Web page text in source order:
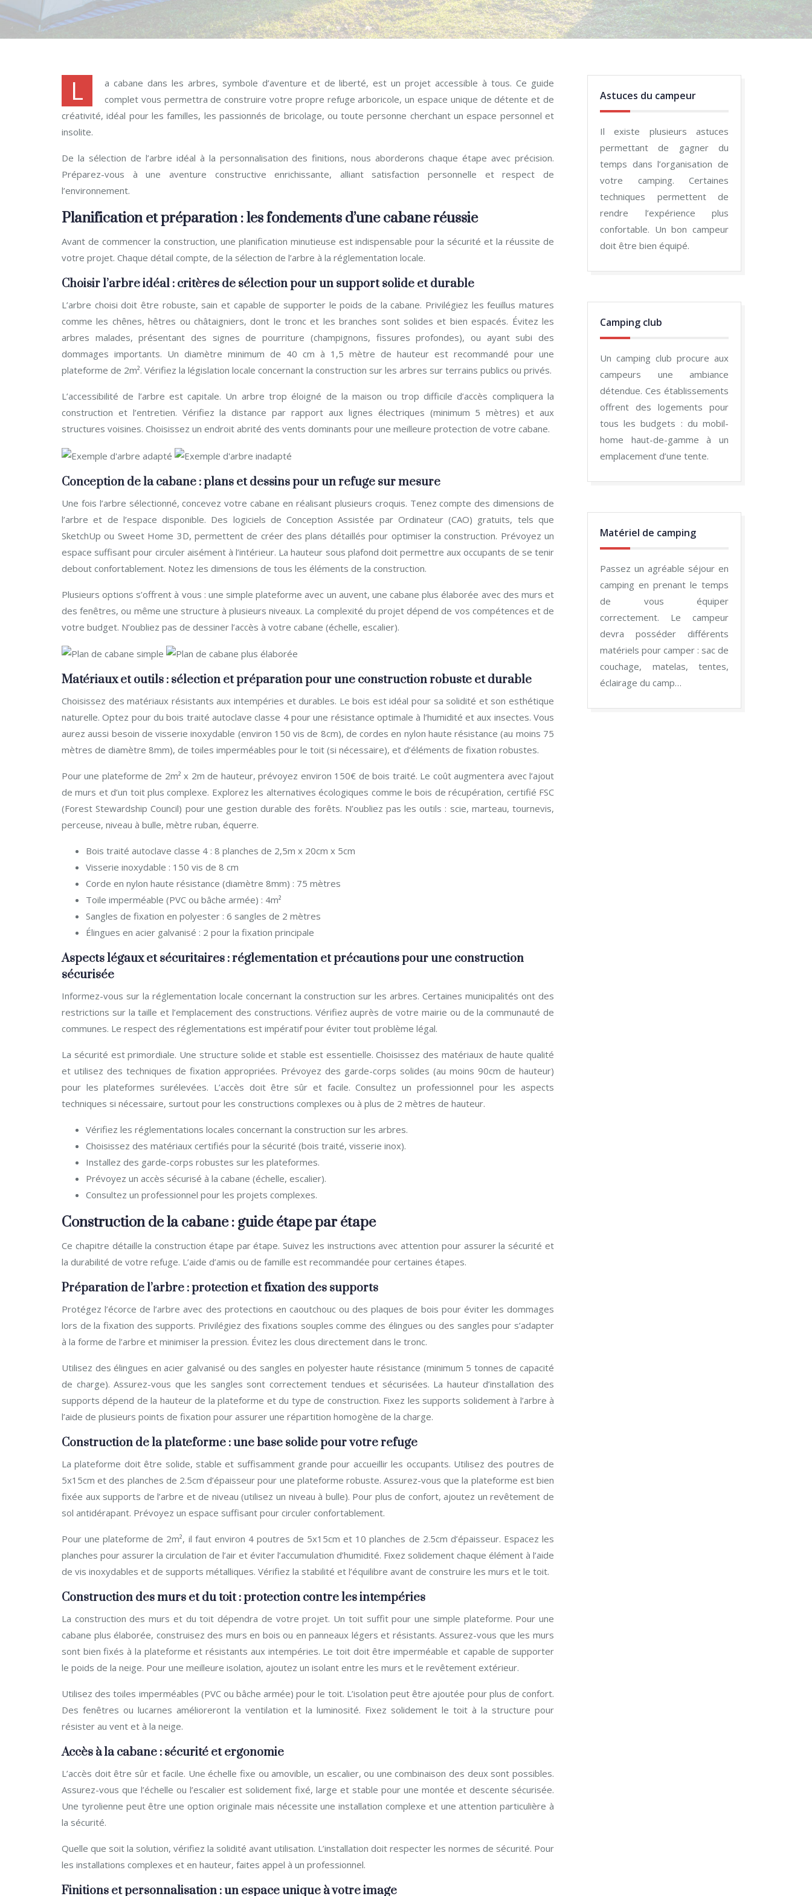
L
a cabane dans les arbres, symbole d’aventure et de liberté, est un projet accessible à tous. Ce guide
complet vous permettra de construire votre propre refuge arboricole, un espace unique de détente et de
créativité, idéal pour les familles, les passionnés de bricolage, ou toute personne cherchant un espace personnel et
insolite.
De la sélection de l’arbre idéal à la personnalisation des finitions, nous aborderons chaque étape avec précision.
Préparez-vous à une aventure constructive enrichissante, alliant satisfaction personnelle et respect de
l’environnement.
Planification et préparation : les fondements d’une cabane réussie
Avant de commencer la construction, une planification minutieuse est indispensable pour la sécurité et la réussite de
votre projet. Chaque détail compte, de la sélection de l’arbre à la réglementation locale.
Choisir l’arbre idéal : critères de sélection pour un support solide et durable
L’arbre choisi doit être robuste, sain et capable de supporter le poids de la cabane. Privilégiez les feuillus matures
comme les chênes, hêtres ou châtaigniers, dont le tronc et les branches sont solides et bien espacés. Évitez les
arbres malades, présentant des signes de pourriture (champignons, fissures profondes), ou ayant subi des
dommages importants. Un diamètre minimum de 40 cm à 1,5 mètre de hauteur est recommandé pour une
plateforme de 2m². Vérifiez la législation locale concernant la construction sur les arbres sur terrains publics ou privés.
L’accessibilité de l’arbre est capitale. Un arbre trop éloigné de la maison ou trop difficile d’accès compliquera la
construction et l’entretien. Vérifiez la distance par rapport aux lignes électriques (minimum 5 mètres) et aux
structures voisines. Choisissez un endroit abrité des vents dominants pour une meilleure protection de votre cabane.
Conception de la cabane : plans et dessins pour un refuge sur mesure
Une fois l’arbre sélectionné, concevez votre cabane en réalisant plusieurs croquis. Tenez compte des dimensions de
l’arbre et de l’espace disponible. Des logiciels de Conception Assistée par Ordinateur (CAO) gratuits, tels que
SketchUp ou Sweet Home 3D, permettent de créer des plans détaillés pour optimiser la construction. Prévoyez un
espace suffisant pour circuler aisément à l’intérieur. La hauteur sous plafond doit permettre aux occupants de se tenir
debout confortablement. Notez les dimensions de tous les éléments de la construction.
Plusieurs options s’offrent à vous : une simple plateforme avec un auvent, une cabane plus élaborée avec des murs et
des fenêtres, ou même une structure à plusieurs niveaux. La complexité du projet dépend de vos compétences et de
votre budget. N’oubliez pas de dessiner l’accès à votre cabane (échelle, escalier).
Matériaux et outils : sélection et préparation pour une construction robuste et durable
Choisissez des matériaux résistants aux intempéries et durables. Le bois est idéal pour sa solidité et son esthétique
naturelle. Optez pour du bois traité autoclave classe 4 pour une résistance optimale à l’humidité et aux insectes. Vous
aurez aussi besoin de visserie inoxydable (environ 150 vis de 8cm), de cordes en nylon haute résistance (au moins 75
mètres de diamètre 8mm), de toiles imperméables pour le toit (si nécessaire), et d’éléments de fixation robustes.
Pour une plateforme de 2m² x 2m de hauteur, prévoyez environ 150€ de bois traité. Le coût augmentera avec l’ajout
de murs et d’un toit plus complexe. Explorez les alternatives écologiques comme le bois de récupération, certifié FSC
(Forest Stewardship Council) pour une gestion durable des forêts. N’oubliez pas les outils : scie, marteau, tournevis,
perceuse, niveau à bulle, mètre ruban, équerre.
Bois traité autoclave classe 4 : 8 planches de 2,5m x 20cm x 5cm
Visserie inoxydable : 150 vis de 8 cm
Corde en nylon haute résistance (diamètre 8mm) : 75 mètres
Toile imperméable (PVC ou bâche armée) : 4m²
Sangles de fixation en polyester : 6 sangles de 2 mètres
Élingues en acier galvanisé : 2 pour la fixation principale
Aspects légaux et sécuritaires : réglementation et précautions pour une construction
sécurisée
Informez-vous sur la réglementation locale concernant la construction sur les arbres. Certaines municipalités ont des
restrictions sur la taille et l’emplacement des constructions. Vérifiez auprès de votre mairie ou de la communauté de
communes. Le respect des réglementations est impératif pour éviter tout problème légal.
La sécurité est primordiale. Une structure solide et stable est essentielle. Choisissez des matériaux de haute qualité
et utilisez des techniques de fixation appropriées. Prévoyez des garde-corps solides (au moins 90cm de hauteur)
pour les plateformes surélevées. L’accès doit être sûr et facile. Consultez un professionnel pour les aspects
techniques si nécessaire, surtout pour les constructions complexes ou à plus de 2 mètres de hauteur.
Vérifiez les réglementations locales concernant la construction sur les arbres.
Choisissez des matériaux certifiés pour la sécurité (bois traité, visserie inox).
Installez des garde-corps robustes sur les plateformes.
Prévoyez un accès sécurisé à la cabane (échelle, escalier).
Consultez un professionnel pour les projets complexes.
Construction de la cabane : guide étape par étape
Ce chapitre détaille la construction étape par étape. Suivez les instructions avec attention pour assurer la sécurité et
la durabilité de votre refuge. L’aide d’amis ou de famille est recommandée pour certaines étapes.
Préparation de l’arbre : protection et fixation des supports
Protégez l’écorce de l’arbre avec des protections en caoutchouc ou des plaques de bois pour éviter les dommages
lors de la fixation des supports. Privilégiez des fixations souples comme des élingues ou des sangles pour s’adapter
à la forme de l’arbre et minimiser la pression. Évitez les clous directement dans le tronc.
Utilisez des élingues en acier galvanisé ou des sangles en polyester haute résistance (minimum 5 tonnes de capacité
de charge). Assurez-vous que les sangles sont correctement tendues et sécurisées. La hauteur d’installation des
supports dépend de la hauteur de la plateforme et du type de construction. Fixez les supports solidement à l’arbre à
l’aide de plusieurs points de fixation pour assurer une répartition homogène de la charge.
Construction de la plateforme : une base solide pour votre refuge
La plateforme doit être solide, stable et suffisamment grande pour accueillir les occupants. Utilisez des poutres de
5x15cm et des planches de 2.5cm d’épaisseur pour une plateforme robuste. Assurez-vous que la plateforme est bien
fixée aux supports de l’arbre et de niveau (utilisez un niveau à bulle). Pour plus de confort, ajoutez un revêtement de
sol antidérapant. Prévoyez un espace suffisant pour circuler confortablement.
Pour une plateforme de 2m², il faut environ 4 poutres de 5x15cm et 10 planches de 2.5cm d’épaisseur. Espacez les
planches pour assurer la circulation de l’air et éviter l’accumulation d’humidité. Fixez solidement chaque élément à l’aide
de vis inoxydables et de supports métalliques. Vérifiez la stabilité et l’équilibre avant de construire les murs et le toit.
Construction des murs et du toit : protection contre les intempéries
La construction des murs et du toit dépendra de votre projet. Un toit suffit pour une simple plateforme. Pour une
cabane plus élaborée, construisez des murs en bois ou en panneaux légers et résistants. Assurez-vous que les murs
sont bien fixés à la plateforme et résistants aux intempéries. Le toit doit être imperméable et capable de supporter
le poids de la neige. Pour une meilleure isolation, ajoutez un isolant entre les murs et le revêtement extérieur.
Utilisez des toiles imperméables (PVC ou bâche armée) pour le toit. L’isolation peut être ajoutée pour plus de confort.
Des fenêtres ou lucarnes amélioreront la ventilation et la luminosité. Fixez solidement le toit à la structure pour
résister au vent et à la neige.
Accès à la cabane : sécurité et ergonomie
L’accès doit être sûr et facile. Une échelle fixe ou amovible, un escalier, ou une combinaison des deux sont possibles.
Assurez-vous que l’échelle ou l’escalier est solidement fixé, large et stable pour une montée et descente sécurisée.
Une tyrolienne peut être une option originale mais nécessite une installation complexe et une attention particulière à
la sécurité.
Quelle que soit la solution, vérifiez la solidité avant utilisation. L’installation doit respecter les normes de sécurité. Pour
les installations complexes et en hauteur, faites appel à un professionnel.
Finitions et personnalisation : un espace unique à votre image
Astuces du campeur
Il existe plusieurs astuces
permettant de gagner du
temps dans l’organisation de
votre camping. Certaines
techniques permettent de
rendre l’expérience plus
confortable. Un bon campeur
doit être bien équipé.
Camping club
Un camping club procure aux
campeurs une ambiance
détendue. Ces établissements
offrent des logements pour
tous les budgets : du mobil-
home haut-de-gamme à un
emplacement d’une tente.
Matériel de camping
Passez un agréable séjour en
camping en prenant le temps
de vous équiper
correctement. Le campeur
devra posséder différents
matériels pour camper : sac de
couchage, matelas, tentes,
éclairage du camp…